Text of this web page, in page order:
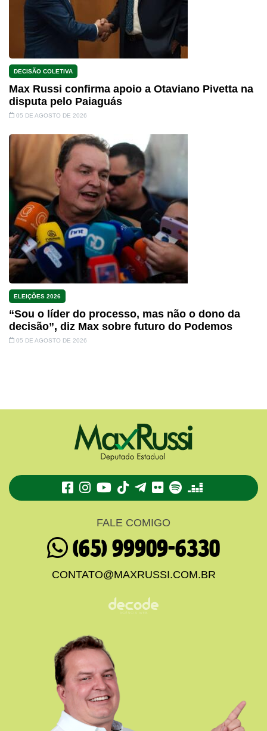
DECISÃO COLETIVA
Max Russi confirma apoio a Otaviano Pivetta na
disputa pelo Paiaguás
05 DE AGOSTO DE 2026
ELEIÇÕES 2026
“Sou o líder do processo, mas não o dono da
decisão”, diz Max sobre futuro do Podemos
05 DE AGOSTO DE 2026
TikTokTelegram
FlickrSpotifyDeezer
FALE COMIGO
(65) 99909-6330
CONTATO@MAXRUSSI.COM.BR